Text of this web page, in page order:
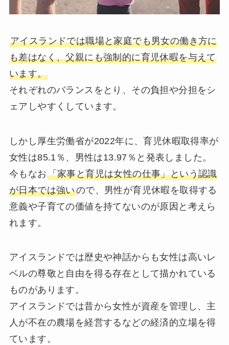
アイスランドでは職場と家庭でも男女の働き方に
も差はなく、父親にも強制的に育児休暇を与えて
います。
それぞれのバランスをとり、その負担や分担をシ
ェアしやすくしています。
しかし厚生労働省が2022年に、育児休暇取得率が
女性は85.1％、男性は13.97％と発表しました。
今もなお「家事と育児は女性の仕事」という認識
が日本では強いので、男性が育児休暇を取得する
意義や子育ての価値を持てないのが原因と考えら
れます。
アイスランドでは歴史や神話からも女性は高いレ
ベルの尊敬と自由を得る存在として描かれている
ものがあります。
アイスランドでは昔から女性が資産を管理し、主
人が不在の農場を経営するなどの経済的立場を得
ています。